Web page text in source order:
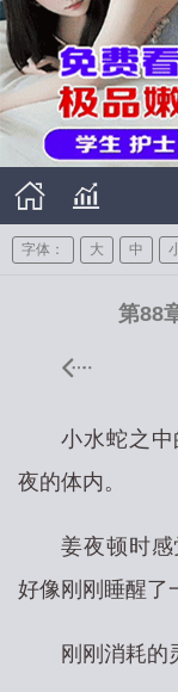
字体： 大 中
第88
小水蛇之
夜的体内。
姜夜顿时感
好像刚刚睡醒了
刚刚消耗的